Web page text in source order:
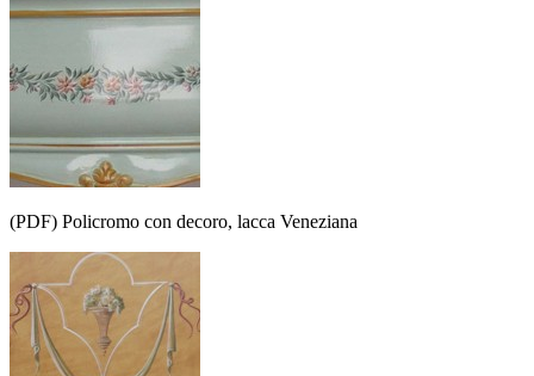
(PDF) Policromo con decoro, lacca Veneziana